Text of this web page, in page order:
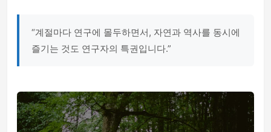
“계절마다 연구에 몰두하면서, 자연과 역사를 동시에
즐기는 것도 연구자의 특권입니다.”